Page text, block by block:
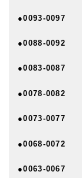
●0093-0097
●0088-0092
●0083-0087
●0078-0082
●0073-0077
●0068-0072
●0063-0067